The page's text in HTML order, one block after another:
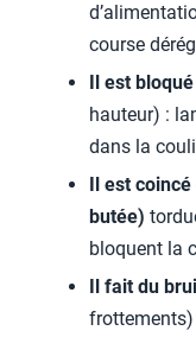
course
Il est
hauteur) :
dans la
Il est
butée)
bloquent la
Il fait du
frottements)